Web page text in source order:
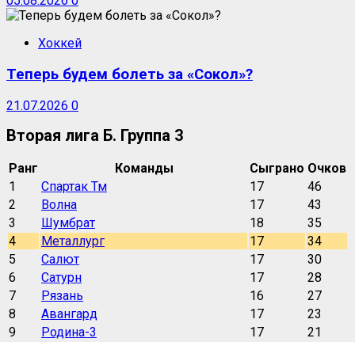
Хоккей
Теперь будем болеть за «Сокол»?
21.07.2026 0
Вторая лига Б. Группа 3
Ранг Команды Сыграно Очков
1
Спартак Тм 17
46
2
Волна 17
43
3
Шумбрат 18
35
4
Металлург 17
34
5
Салют 17
30
6
Сатурн 17
28
7
Рязань 16
27
8
Авангард 17
23
9
Родина-3 17
21